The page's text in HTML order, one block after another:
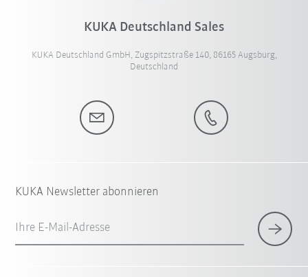
KUKA Deutschland Sales
KUKA Deutschland GmbH, Zugspitzstraße 140, 86165 Augsburg,
Deutschland
KUKA Newsletter abonnieren
Ihre E-Mail-Adresse